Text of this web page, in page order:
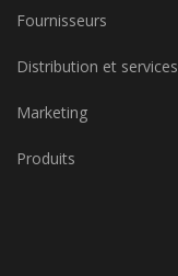
Fournisseurs
Distribution et services
Marketing
Produits